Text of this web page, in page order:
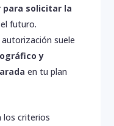
para solicitar la
futuro.
suele
y
en tu plan
los criterios